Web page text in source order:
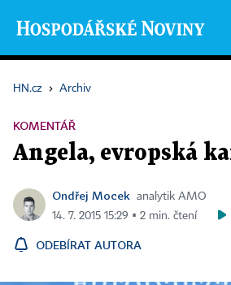
HN.cz › Archiv
KOMENTÁŘ
Angela, evropská
Ondřej Mocek
analytik AMO
14. 7. 2015 15:29 ▪ 2 min. čtení
ODEBÍRAT AUTORA